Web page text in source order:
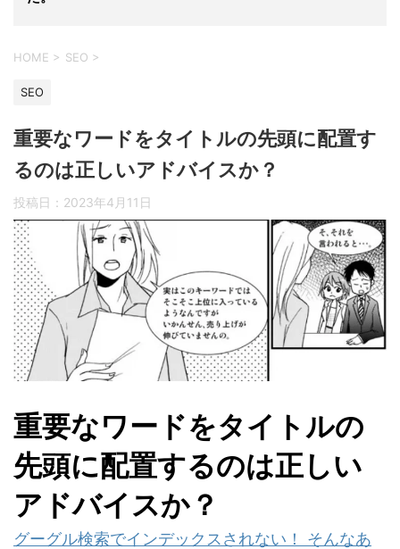
HOME > SEO >
SEO
重要なワードをタイトルの先頭に配置す
るのは正しいアドバイスか？
投稿日： 2023年4月11日
重要なワードをタイトルの
先頭に配置するのは正しい
アドバイスか？
グーグル検索でインデックスされない！ そんなあ